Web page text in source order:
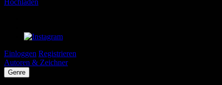
Hochladen
Einloggen Registrieren
Autoren & Zeichner
Genre